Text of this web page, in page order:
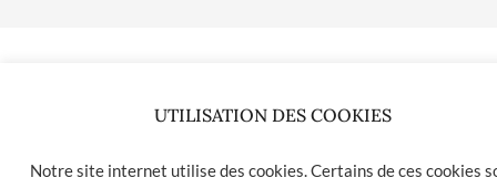
UTILISATION DES COOKIES
Notre site internet utilise des cookies. Certains de ces cookies